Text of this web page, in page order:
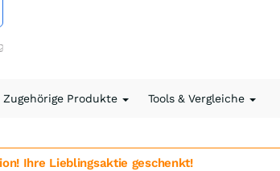
Zugehörige Produkte Tools & Vergleiche
Ihre Lieblingsaktie geschenkt!